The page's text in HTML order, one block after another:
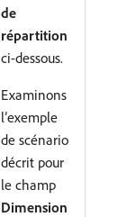
de
répartition
ci-dessous.
Examinons
l’exemple
de scénario
décrit pour
le champ
Dimension